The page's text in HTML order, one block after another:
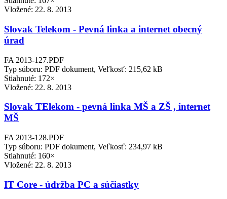
Vložené: 22. 8. 2013
Slovak Telekom - Pevná linka a internet obecný
úrad
FA 2013-127.PDF
Typ súboru: PDF dokument, Veľkosť: 215,62 kB
Stiahnuté: 172×
Vložené: 22. 8. 2013
Slovak TElekom - pevná linka MŠ a ZŠ , internet
MŠ
FA 2013-128.PDF
Typ súboru: PDF dokument, Veľkosť: 234,97 kB
Stiahnuté: 160×
Vložené: 22. 8. 2013
IT Core - údržba PC a súčiastky